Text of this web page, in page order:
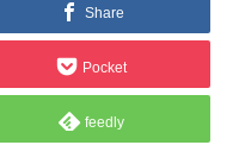
Share
Pocket
feedly